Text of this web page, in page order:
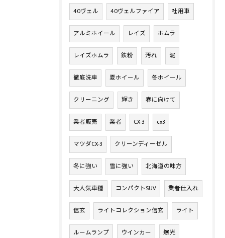
40ヴェル 40ヴェルファイア 社用車
アルミホイール レイズ ホムラ
レイズホムラ 鉄粉 汚れ 泥
徹底洗車 夏ホイール 冬ホイール
クリーニング 輝き 春に向けて
業者販売 業者 CX-3 cx3
マツダCX-3 クリーンディーゼル
冬に強い 雪に強い 北海道の味方
大人気車種 コンパクトSUV 業者仕入れ
信玄 ライトコレクション信玄 ライト
ルームランプ ウインカー 爆光